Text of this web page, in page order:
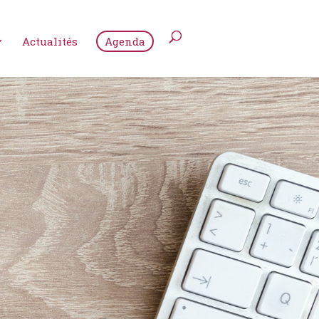
Actualités Agenda